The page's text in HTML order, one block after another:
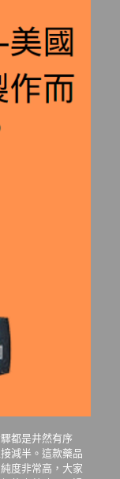
都是井然有序
減半。這款藥品
度非常高，大家